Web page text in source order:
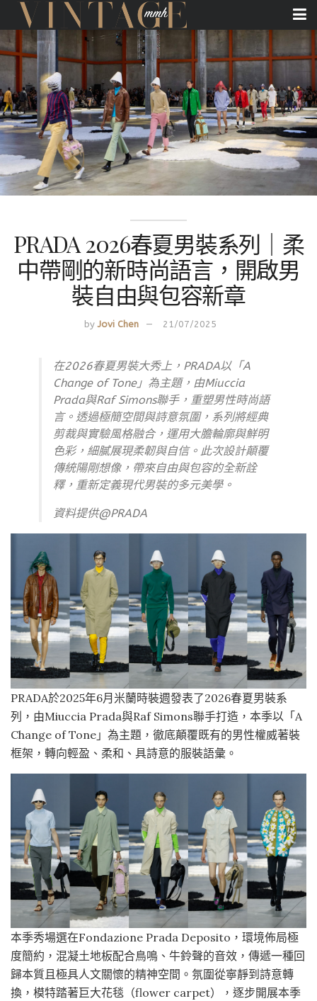
PRADA 2026春夏男裝系列｜柔
中帶剛的新時尚語言，開啟男
裝自由與包容新章
by Jovi Chen 21/07/2025
在2026春夏男裝大秀上，PRADA以「A
Change of Tone」為主題，由Miuccia
Prada與Raf Simons聯手，重塑男性時尚語
言。透過極簡空間與詩意氛圍，系列將經典
剪裁與實驗風格融合，運用大膽輪廓與鮮明
色彩，細膩展現柔韌與自信。此次設計顛覆
傳統陽剛想像，帶來自由與包容的全新詮
釋，重新定義現代男裝的多元美學。
資料提供@PRADA
PRADA於2025年6月米蘭時裝週發表了2026春夏男裝系
列，由Miuccia Prada與Raf Simons聯手打造，本季以「A
Change of Tone」為主題，徹底顛覆既有的男性權威著裝
框架，轉向輕盈、柔和、具詩意的服裝語彙。
本季秀場選在Fondazione Prada Deposito，環境佈局極
度簡約，混凝土地板配合鳥鳴、牛鈴聲的音效，傳遞一種回
歸本質且極具人文關懷的精神空間。氛圍從寧靜到詩意轉
換，模特踏著巨大花毯（flower carpet），逐步開展本季